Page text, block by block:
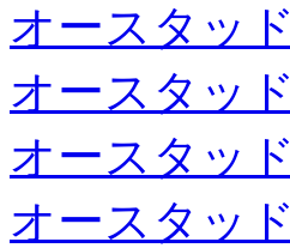
オースタッド
オースタッド
オースタッド
オースタッド